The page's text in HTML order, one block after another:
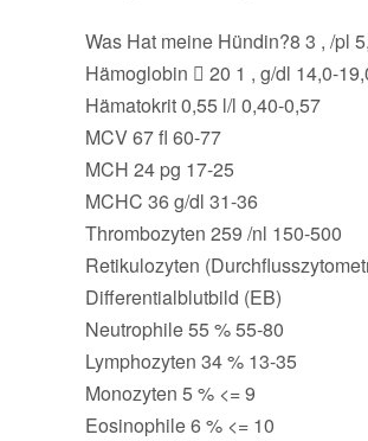
Was Hat meine Hündin?8 3 , /pl
Hämoglobin  20 1 , g/dl 14,0-
Hämatokrit 0,55 l/l 0,40-0,57
MCV 67 fl 60-77
MCH 24 pg 17-25
MCHC 36 g/dl 31-36
Thrombozyten 259 /nl 150-500
Retikulozyten
Differentialblutbild (EB)
Neutrophile 55 % 55-80
Lymphozyten 34 % 13-35
Monozyten 5 % <= 9
Eosinophile 6 % <= 10